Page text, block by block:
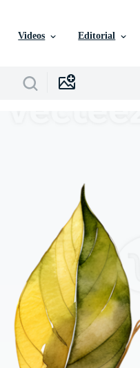
Videos Editorial